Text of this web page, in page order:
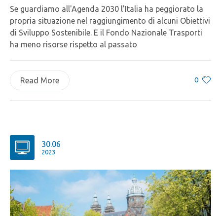
Se guardiamo all'Agenda 2030 l'Italia ha peggiorato la
propria situazione nel raggiungimento di alcuni Obiettivi
di Sviluppo Sostenibile. E il Fondo Nazionale Trasporti
ha meno risorse rispetto al passato
0
Read More
30.06
2023